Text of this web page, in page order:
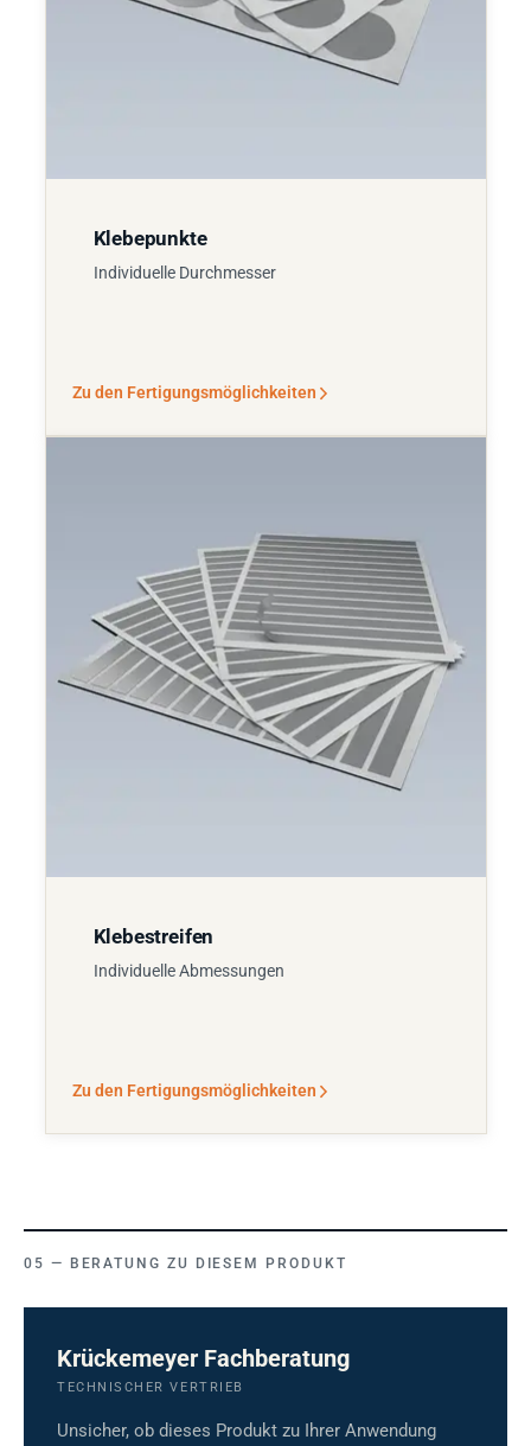
Klebepunkte
Individuelle Durchmesser
Zu den Fertigungsmöglichkeiten
Klebestreifen
Individuelle Abmessungen
Zu den Fertigungsmöglichkeiten
BERATUNG ZU DIESEM PRODUKT
Krückemeyer Fachberatung
TECHNISCHER VERTRIEB
Unsicher, ob dieses Produkt zu Ihrer Anwendung